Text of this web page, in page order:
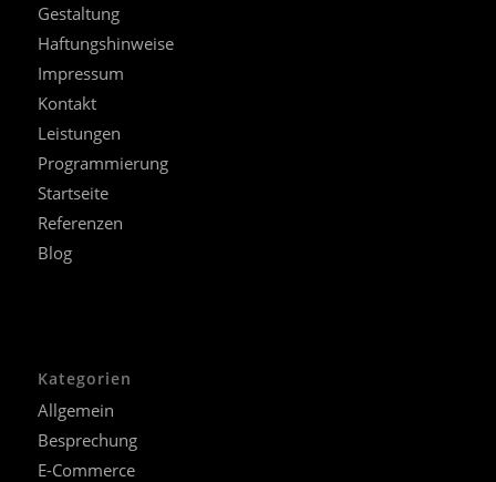
Gestaltung
Haftungshinweise
Impressum
Kontakt
Leistungen
Programmierung
Startseite
Referenzen
Blog
Kategorien
Allgemein
Besprechung
E-Commerce